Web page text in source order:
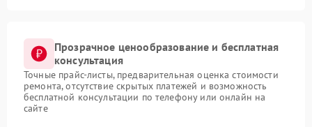
Прозрачное ценообразование и бесплатная
консультация
Точные прайс-листы, предварительная оценка стоимости
ремонта, отсутствие скрытых платежей и возможность
бесплатной консультации по телефону или онлайн на
сайте